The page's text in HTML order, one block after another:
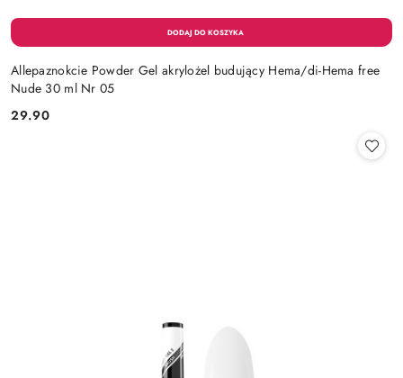
Allepaznokcie Powder Gel akrylożel budujący Hema/di-Hema free
Nude 30 ml Nr 05
Cena:
29.90